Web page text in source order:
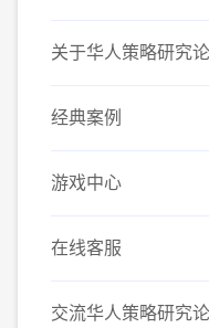
关于华人策略研究
经典案例
游戏中心
在线客服
交流华人策略研究